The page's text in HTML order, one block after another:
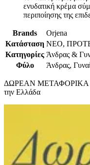
ενυδατική κρέμα
περιποίησης της
Brands
Orjena
Κατάσταση ΝΕΟ,
Κατηγορίες Άνδρας &
Φύλο
Άνδρας,
ΔΩΡΕΑΝ ΜΕΤΑΦΟΡΙΚΑ
την Ελλάδα